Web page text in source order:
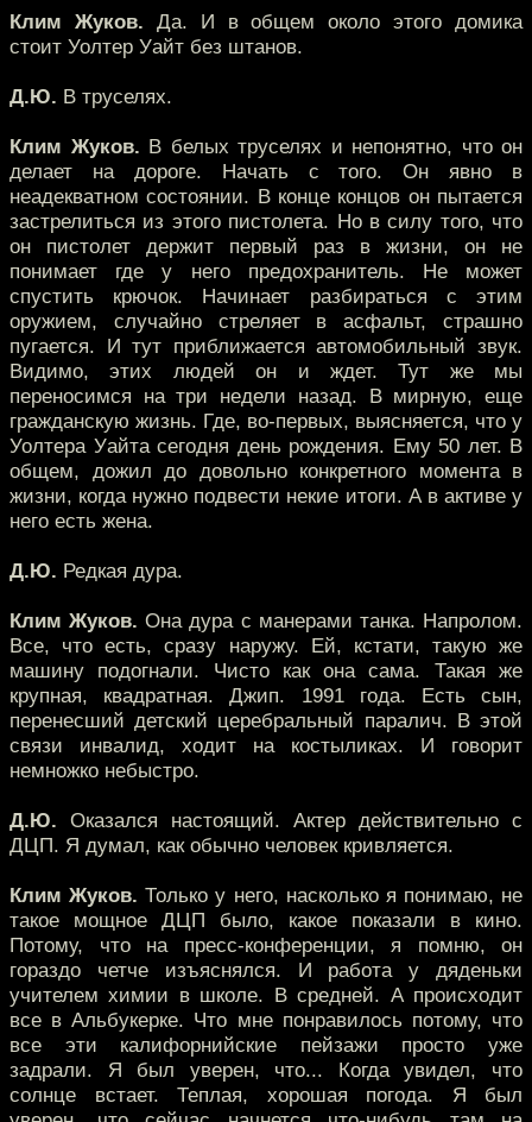
Клим Жуков. Да. И в общем около этого домика
стоит Уолтер Уайт без штанов.
Д.Ю. В труселях.
Клим Жуков. В белых труселях и непонятно, что он
делает на дороге. Начать с того. Он явно в
неадекватном состоянии. В конце концов он пытается
застрелиться из этого пистолета. Но в силу того, что
он пистолет держит первый раз в жизни, он не
понимает где у него предохранитель. Не может
спустить крючок. Начинает разбираться с этим
оружием, случайно стреляет в асфальт, страшно
пугается. И тут приближается автомобильный звук.
Видимо, этих людей он и ждет. Тут же мы
переносимся на три недели назад. В мирную, еще
гражданскую жизнь. Где, во-первых, выясняется, что у
Уолтера Уайта сегодня день рождения. Ему 50 лет. В
общем, дожил до довольно конкретного момента в
жизни, когда нужно подвести некие итоги. А в активе у
него есть жена.
Д.Ю. Редкая дура.
Клим Жуков. Она дура с манерами танка. Напролом.
Все, что есть, сразу наружу. Ей, кстати, такую же
машину подогнали. Чисто как она сама. Такая же
крупная, квадратная. Джип. 1991 года. Есть сын,
перенесший детский церебральный паралич. В этой
связи инвалид, ходит на костыликах. И говорит
немножко небыстро.
Д.Ю. Оказался настоящий. Актер действительно с
ДЦП. Я думал, как обычно человек кривляется.
Клим Жуков. Только у него, насколько я понимаю, не
такое мощное ДЦП было, какое показали в кино.
Потому, что на пресс-конференции, я помню, он
гораздо четче изъяснялся. И работа у дяденьки
учителем химии в школе. В средней. А происходит
все в Альбукерке. Что мне понравилось потому, что
все эти калифорнийские пейзажи просто уже
задрали. Я был уверен, что... Когда увидел, что
солнце встает. Теплая, хорошая погода. Я был